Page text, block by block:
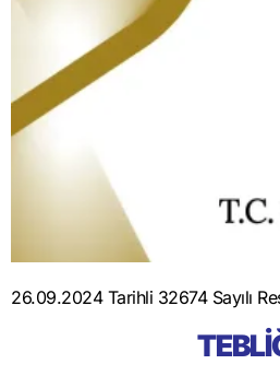
26.09.2024 Tarihli 32674 Sayılı